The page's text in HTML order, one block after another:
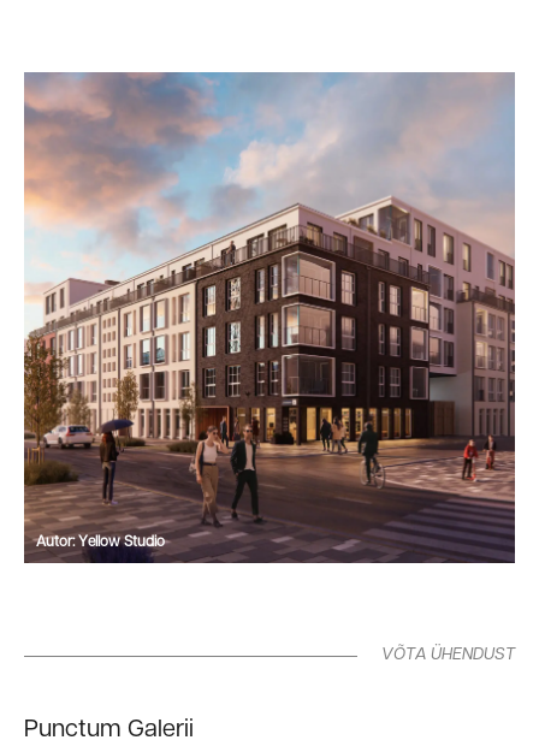
Autor: Yellow Studio
VÕTA ÜHENDUST
Punctum Galerii